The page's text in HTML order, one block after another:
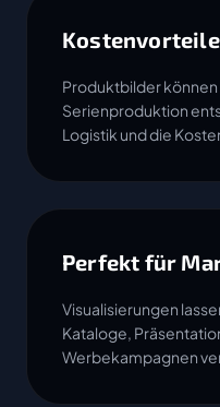
Kostenvorteile
Produktbilder
Serienproduktion
Logistik und die
Perfekt für
Visualisierungen
Kataloge,
Werbekampagnen